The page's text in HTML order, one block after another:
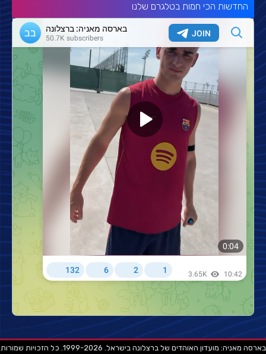
החדשות הכי חמות בטלגרם שלנו
בארסה מאניה: מועדון האוהדים של ברצלונה בישראל. 1999-2026. כל הזכויות שמורות